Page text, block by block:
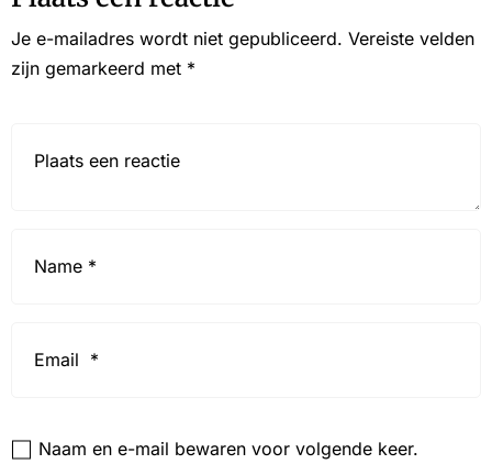
Je e-mailadres wordt niet gepubliceerd. Vereiste velden
zijn gemarkeerd met *
Naam en e-mail bewaren voor volgende keer.